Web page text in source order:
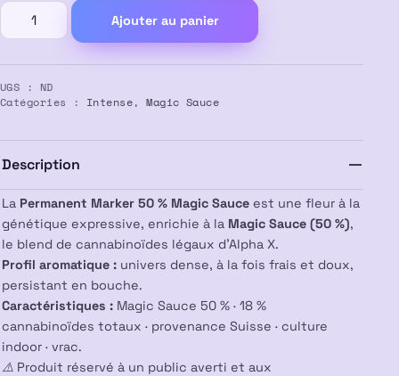
quantité
de
PERMANENT
MARKER
MAGIC
MS
Ajouter au panier
UGS : ND
Catégories : Intense,Magic Sauce
Description
La Permanent Marker 50 % Magic Sauce est une fleur à la
génétique expressive, enrichie à la Magic Sauce (50 %),
le blend de cannabinoïdes légaux d’Alpha X.
Profil aromatique : univers dense, à la fois frais et doux,
persistant en bouche.
Caractéristiques : Magic Sauce 50 % · 18 %
cannabinoïdes totaux · provenance Suisse · culture
indoor · vrac.
⚠️ Produit réservé à un public averti et aux